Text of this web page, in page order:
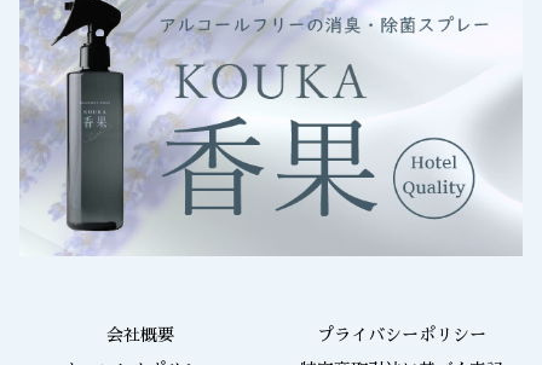
会社概要 プライバシーポリシー